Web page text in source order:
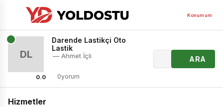
Konumum
DL
0.0
Darende Lastikçi Oto
Lastik
— Ahmet İçli
0yorum
ARA
Hizmetler